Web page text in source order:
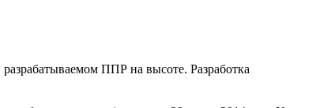
ППР на высоте. Разработка